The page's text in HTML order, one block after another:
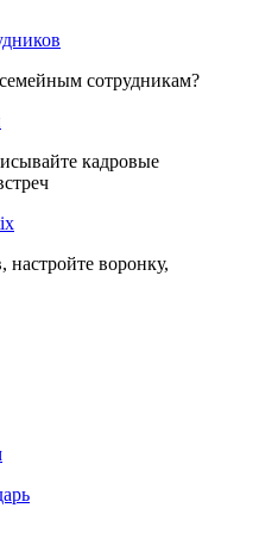
сотрудникам?
кадровые
настройте воронку,